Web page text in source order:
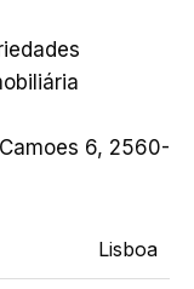
6, 2560-
Lisboa